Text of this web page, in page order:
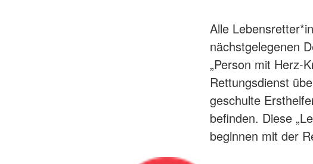
Alle
nächstgelegenen
„Person mit Herz-
Rettungsdienst
geschulte
befinden. Diese
beginnen mit der